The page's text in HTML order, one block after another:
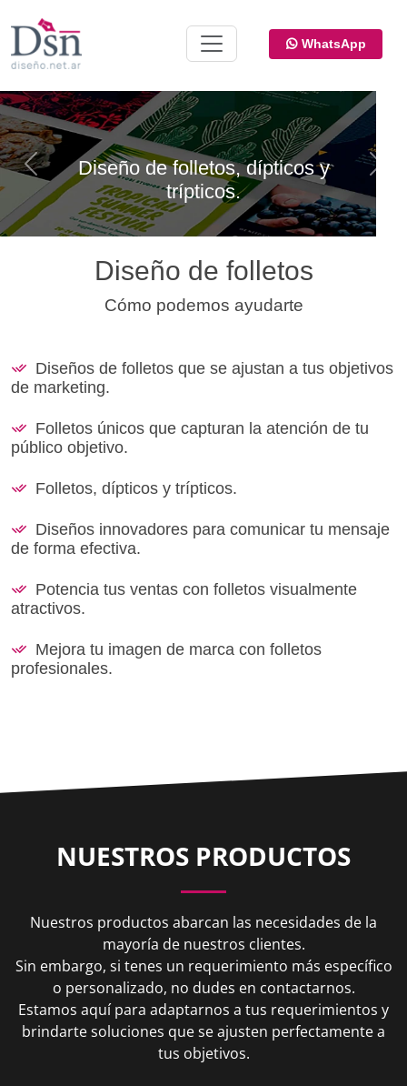
WhatsApp
y
Destaca tus productos o
con folletos
Previous Next
Diseño de folletos
Cómo podemos ayudarte
Diseños de folletos que se ajustan a tus objetivos
de marketing.
Folletos únicos que capturan la atención de tu
público objetivo.
Folletos, dípticos y trípticos.
Diseños innovadores para comunicar tu mensaje
de forma efectiva.
Potencia tus ventas con folletos visualmente
atractivos.
Mejora tu imagen de marca con folletos
profesionales.
NUESTROS PRODUCTOS
Nuestros productos abarcan las necesidades de la
mayoría de nuestros clientes.
Sin embargo, si tenes un requerimiento más específico
o personalizado, no dudes en contactarnos.
Estamos aquí para adaptarnos a tus requerimientos y
brindarte soluciones que se ajusten perfectamente a
tus objetivos.